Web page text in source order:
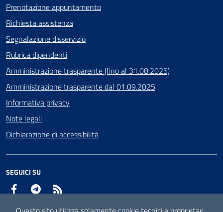
Prenotazione appuntamento
Richiesta assistenza
Segnalazione disservizio
Rubrica dipendenti
Amministrazione trasparente (fino al 31.08.2025)
Amministrazione trasparente dal 01.09.2025
Informativa privacy
Note legali
Dichiarazione di accessibilità
SEGUICI SU
Facebook Telegram